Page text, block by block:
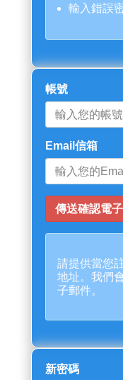
輸入錯誤
帳號
Email信箱
請提供當您
地址。我們
子郵件。
新密碼